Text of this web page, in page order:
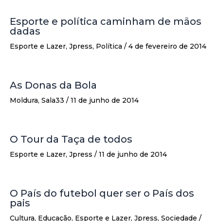
Esporte e política caminham de mãos
dadas
Esporte e Lazer, Jpress, Política / 4 de fevereiro de 2014
As Donas da Bola
Moldura, Sala33 / 11 de junho de 2014
O Tour da Taça de todos
Esporte e Lazer, Jpress / 11 de junho de 2014
O País do futebol quer ser o País dos
pais
Cultura, Educação, Esporte e Lazer, Jpress, Sociedade /